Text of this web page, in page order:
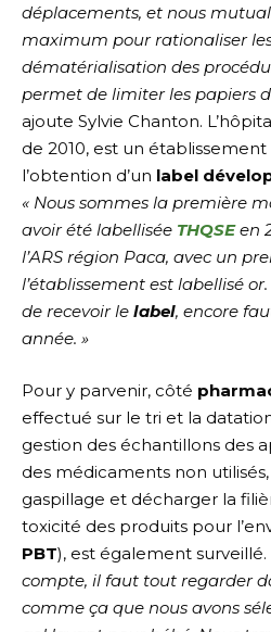
déplacements, et nous
maximum pour rationaliser
dématérialisation des
permet de limiter les papiers
ajoute Sylvie Chanton.
de 2010, est un
l’obtention d’un label
« Nous sommes la première
avoir été labellisée THQSEen
l’ARS région Paca, avec un
l’établissement est labellisé
de recevoir le label, encore
année. »
Pour y parvenir, côté
effectué sur le tri et la
gestion des échantillons des
des médicaments non
gaspillage et décharger la
toxicité des produits pour
PBT), est également surveillé.
compte, il faut tout regarder
comme ça que nous avons